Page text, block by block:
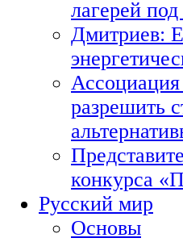
лагерей
Дмитриев:
разрешить
конкурса
Русский мир
Основы